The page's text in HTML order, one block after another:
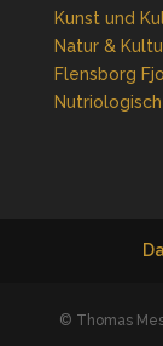
Kunst und
Natur &
Flensborg
© Thomas